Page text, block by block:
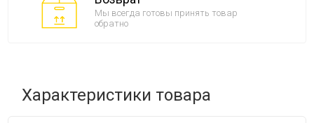
Мы всегда готовы принять товар
обратно
Характеристики товара